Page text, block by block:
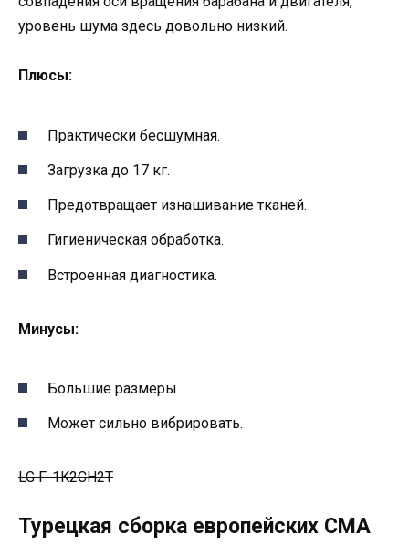
уровень шума здесь довольно низкий.
Плюсы:
Практически бесшумная.
Загрузка до 17 кг.
Предотвращает изнашивание тканей.
Гигиеническая обработка.
Встроенная диагностика.
Минусы:
Большие размеры.
Может сильно вибрировать.
LG F-1K2CH2T
Турецкая сборка европейских СМА